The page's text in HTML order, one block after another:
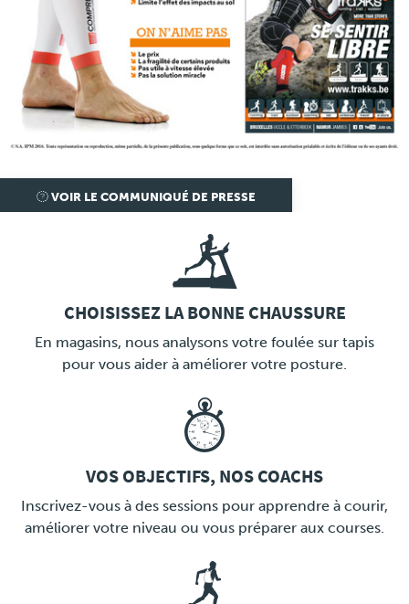
TraKKs Team
Partenaires
Presse
VOIR LE COMMUNIQUÉ DE PRESSE
CHOISISSEZ LA BONNE CHAUSSURE
En magasins, nous analysons votre foulée sur tapis
pour vous aider à améliorer votre posture.
VOS OBJECTIFS, NOS COACHS
Inscrivez-vous à des sessions pour apprendre à courir,
améliorer votre niveau ou vous préparer aux courses.